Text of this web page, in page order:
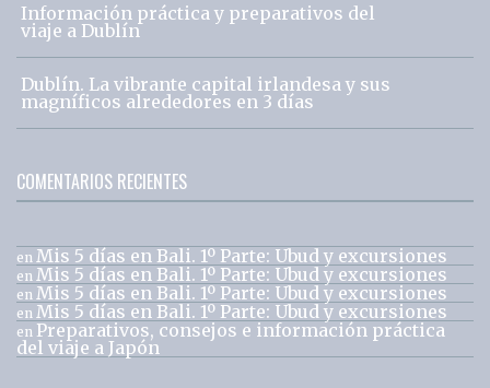
Información práctica y preparativos del
viaje a Dublín
Dublín. La vibrante capital irlandesa y sus
magníficos alrededores en 3 días
COMENTARIOS RECIENTES
en Mis 5 días en Bali. 1º Parte: Ubud y excursiones
en Mis 5 días en Bali. 1º Parte: Ubud y excursiones
en Mis 5 días en Bali. 1º Parte: Ubud y excursiones
en Mis 5 días en Bali. 1º Parte: Ubud y excursiones
en Preparativos, consejos e información práctica
del viaje a Japón